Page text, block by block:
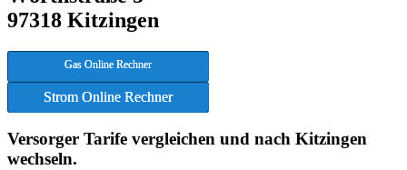
97318 Kitzingen
Gas Online Rechner
Strom Online Rechner
Versorger Tarife vergleichen und nach Kitzingen
wechseln.